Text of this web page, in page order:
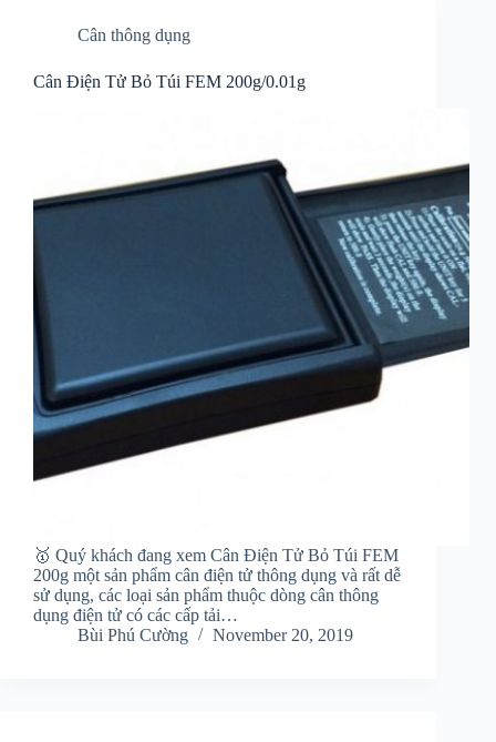
Cân thông dụng
Cân Điện Tử Bỏ Túi FEM 200g/0.01g
🥇 Quý khách đang xem Cân Điện Tử Bỏ Túi FEM
200g một sản phẩm cân điện tử thông dụng và rất dễ
sử dụng, các loại sản phẩm thuộc dòng cân thông
dụng điện tử có các cấp tải…
Bùi Phú Cường
November 20, 2019